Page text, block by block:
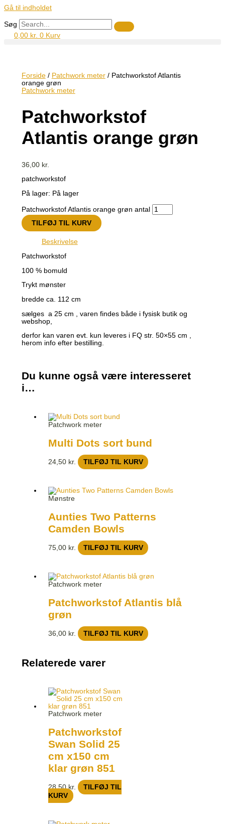
Gå til indholdet
Søg
0,00 kr. 0 Kurv
Forside/ Patchwork meter/ Patchworkstof Atlantis
orange grøn
Patchwork meter
Patchworkstof
Atlantis orange grøn
36,00 kr.
patchworkstof
På lager: På lager
Patchworkstof Atlantis orange grøn antal
TILFØJ TIL KURV
Beskrivelse
Patchworkstof
100 % bomuld
Trykt mønster
bredde ca. 112 cm
sælges a 25 cm , varen findes både i fysisk butik og
webshop,
derfor kan varen evt. kun leveres i FQ str. 50×55 cm ,
herom info efter bestilling.
Du kunne også være interesseret
i…
Patchwork meter
Multi Dots sort bund
24,50 kr. TILFØJ TIL KURV
Mønstre
Aunties Two Patterns
Camden Bowls
75,00 kr. TILFØJ TIL KURV
Patchwork meter
Patchworkstof Atlantis blå
grøn
36,00 kr. TILFØJ TIL KURV
Relaterede varer
Patchwork meter
Patchworkstof
Swan Solid 25
cm x150 cm
klar grøn 851
28,50kr.
TILFØJ TIL
KURV